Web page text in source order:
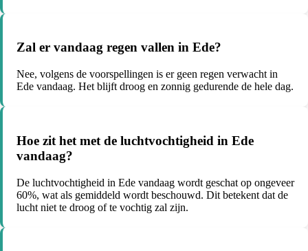
Zal er vandaag regen vallen in Ede?
Nee, volgens de voorspellingen is er geen regen verwacht in
Ede vandaag. Het blijft droog en zonnig gedurende de hele dag.
Hoe zit het met de luchtvochtigheid in Ede
vandaag?
De luchtvochtigheid in Ede vandaag wordt geschat op ongeveer
60%, wat als gemiddeld wordt beschouwd. Dit betekent dat de
lucht niet te droog of te vochtig zal zijn.